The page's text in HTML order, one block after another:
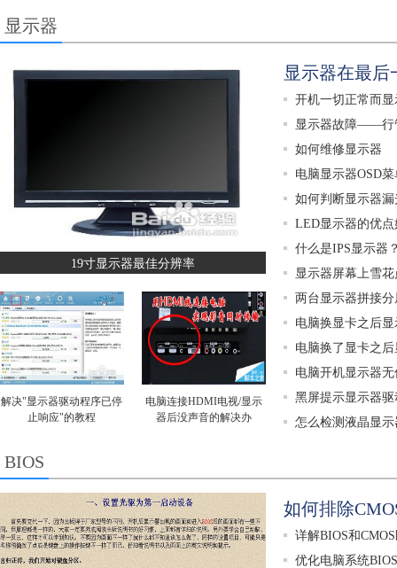
显示器
19寸显示器最佳分辨率
解决"显示器驱动程序已停
止响应"的教程
电脑连接HDMI电视/显示
器后没声音的解决办
显示器在最后
开机一切正常而
显示器故障——行
如何维修显示器
电脑显示器OSD
如何判断显示器漏
LED显示器的优点
什么是IPS显示器
显示器屏幕上雪
两台显示器拼接
电脑换显卡之后
电脑换了显卡之
电脑开机显示器
黑屏提示显示器
怎么检测液晶显
BIOS
如何排除
详解BIOS和
优化电脑系统